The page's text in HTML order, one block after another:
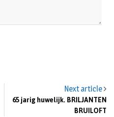
Next article
65 jarig huwelijk. BRILJANTEN
BRUILOFT